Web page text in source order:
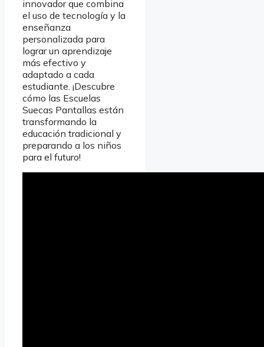
innovador que combina
el uso de tecnología y la
enseñanza
personalizada para
lograr un aprendizaje
más efectivo y
adaptado a cada
estudiante. ¡Descubre
cómo las Escuelas
Suecas Pantallas están
transformando la
educación tradicional y
preparando a los niños
para el futuro!